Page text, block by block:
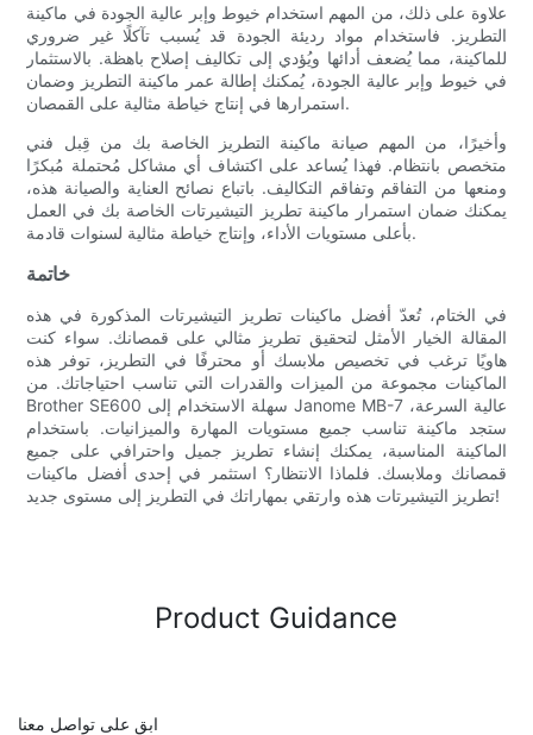
علاوة على ذلك، من المهم استخدام خيوط وإبر عالية الجودة في ماكينة
التطريز. فاستخدام مواد رديئة الجودة قد يُسبب تآكلًا غير ضروري
للماكينة، مما يُضعف أدائها ويُؤدي إلى تكاليف إصلاح باهظة. بالاستثمار
في خيوط وإبر عالية الجودة، يُمكنك إطالة عمر ماكينة التطريز وضمان
استمرارها في إنتاج خياطة مثالية على القمصان.
وأخيرًا، من المهم صيانة ماكينة التطريز الخاصة بك من قِبل فني
متخصص بانتظام. فهذا يُساعد على اكتشاف أي مشاكل مُحتملة مُبكرًا
ومنعها من التفاقم وتفاقم التكاليف. باتباع نصائح العناية والصيانة هذه،
يمكنك ضمان استمرار ماكينة تطريز التيشيرتات الخاصة بك في العمل
بأعلى مستويات الأداء، وإنتاج خياطة مثالية لسنوات قادمة.
خاتمة
في الختام، تُعدّ أفضل ماكينات تطريز التيشيرتات المذكورة في هذه
المقالة الخيار الأمثل لتحقيق تطريز مثالي على قمصانك. سواء كنت
هاويًا ترغب في تخصيص ملابسك أو محترفًا في التطريز، توفر هذه
الماكينات مجموعة من الميزات والقدرات التي تناسب احتياجاتك. من
Brother SE600 سهلة الاستخدام إلى Janome MB-7 عالية السرعة،
ستجد ماكينة تناسب جميع مستويات المهارة والميزانيات. باستخدام
الماكينة المناسبة، يمكنك إنشاء تطريز جميل واحترافي على جميع
قمصانك وملابسك. فلماذا الانتظار؟ استثمر في إحدى أفضل ماكينات
تطريز التيشيرتات هذه وارتقي بمهاراتك في التطريز إلى مستوى جديد!
Product Guidance
ابق على تواصل معنا